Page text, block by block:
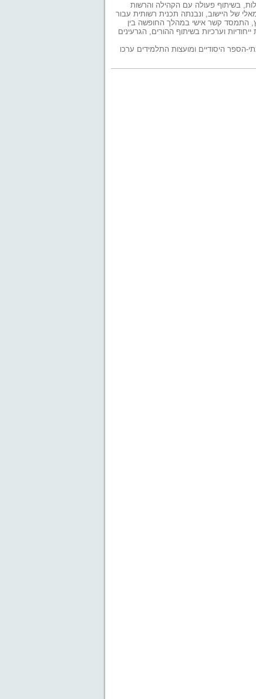
בשיתוף פעולה עם הקהילה והרשות
של היישוב, ונבנתה תכנית רשותית עבור
התמסד קשר אישי במהלך החופשה בין
וערכיות בשיתוף ההורים, הגרעינים
היסודיים ומועצות התלמידים ערכו